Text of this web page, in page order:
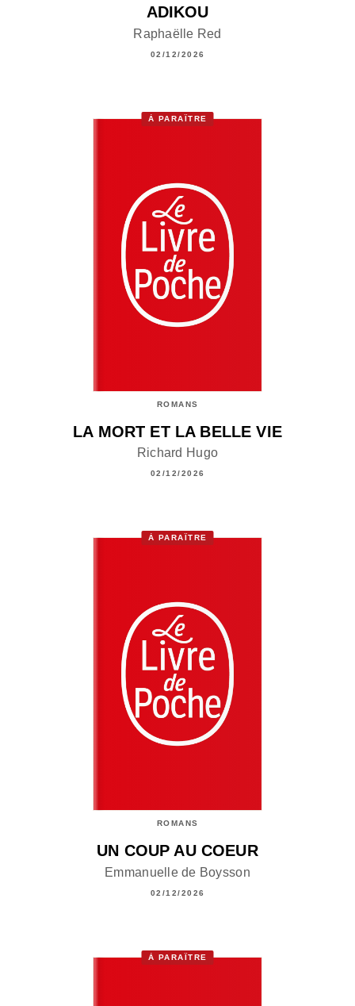
ADIKOU
Raphaëlle Red
02/12/2026
À PARAÎTRE
ROMANS
LA MORT ET LA BELLE VIE
Richard Hugo
02/12/2026
À PARAÎTRE
ROMANS
UN COUP AU COEUR
Emmanuelle de Boysson
02/12/2026
À PARAÎTRE